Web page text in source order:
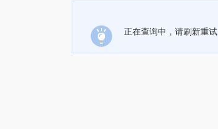
正在查询中，请刷新重试